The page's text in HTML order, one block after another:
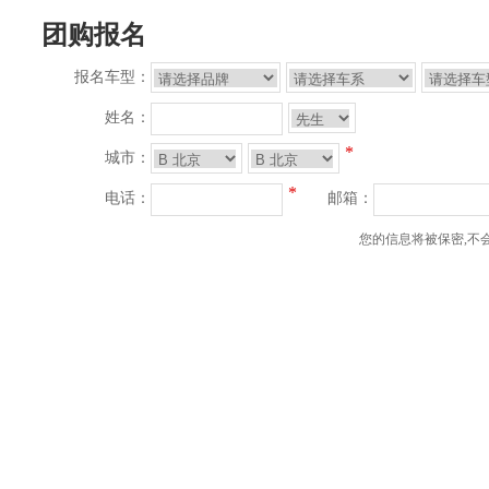
团购报名
报名车型：
姓名：
城市： *
电话： * 邮箱：
您的信息将被保密,不